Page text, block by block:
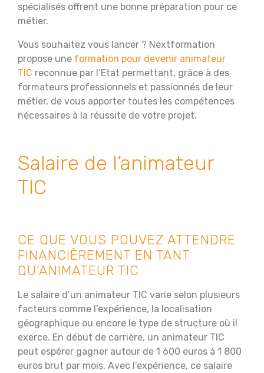
spécialisés offrent une bonne préparation pour ce
métier.
Vous souhaitez vous lancer ? Nextformation
propose une formation pour devenir animateur
TIC reconnue par l’Etat permettant, grâce à des
formateurs professionnels et passionnés de leur
métier, de vous apporter toutes les compétences
nécessaires à la réussite de votre projet.
Salaire de l’animateur
TIC
CE QUE VOUS POUVEZ ATTENDRE
FINANCIÈREMENT EN TANT
QU’ANIMATEUR TIC
Le salaire d’un animateur TIC varie selon plusieurs
facteurs comme l’expérience, la localisation
géographique ou encore le type de structure où il
exerce. En début de carrière, un animateur TIC
peut espérer gagner autour de 1 600 euros à 1 800
euros brut par mois. Avec l’expérience, ce salaire